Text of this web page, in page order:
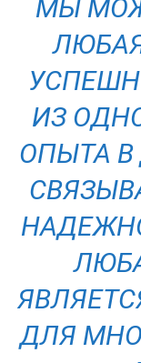
МЫ
ИЗ
ОПЫТА
ДЛЯ